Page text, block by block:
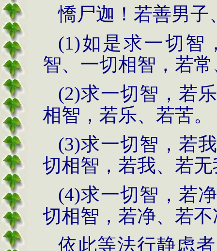
憍尸迦！若善男子
(1)如是求一切智
智、一切相智，若
(2)求一切智，若
相智，若乐、若苦。
(3)求一切智，若
切相智，若我、若
(4)求一切智，若
切相智，若净、若
依此等法行静虑